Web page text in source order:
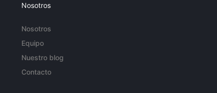
Nosotros
Nosotros
Equipo
Nuestro blog
Contacto